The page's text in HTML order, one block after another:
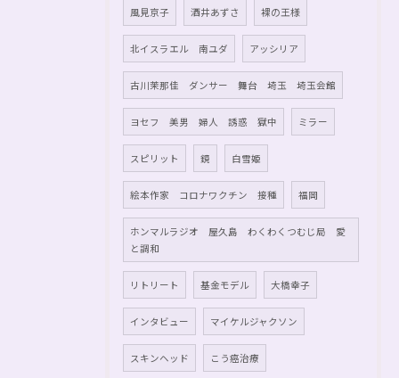
風見京子 酒井あずさ 裸の王様
北イスラエル 南ユダ アッシリア
古川茉那佳 ダンサー 舞台 埼玉 埼玉会館
ヨセフ 美男 婦人 誘惑 獄中 ミラー
スピリット 鏡 白雪姫
絵本作家 コロナワクチン 接種 福岡
ホンマルラジオ 屋久島 わくわくつむじ局 愛
と調和
リトリート 基金モデル 大橋幸子
インタビュー マイケルジャクソン
スキンヘッド こう癌治療